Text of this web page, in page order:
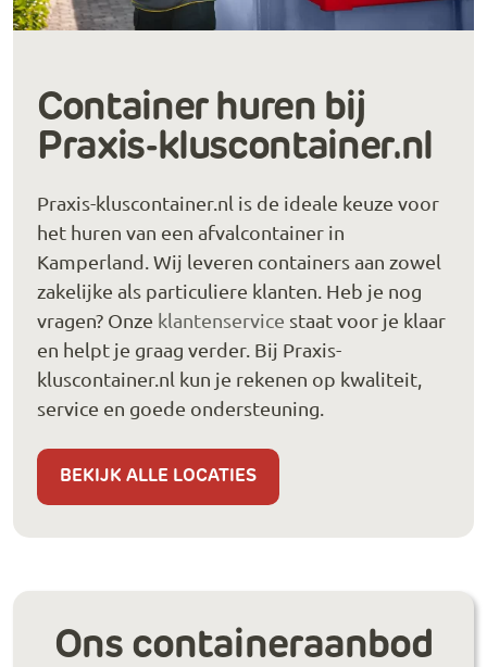
Container huren bij
Praxis-kluscontainer.nl
Praxis-kluscontainer.nl is de ideale keuze voor
het huren van een afvalcontainer in
Kamperland. Wij leveren containers aan zowel
zakelijke als particuliere klanten. Heb je nog
vragen? Onze klantenservice staat voor je klaar
en helpt je graag verder. Bij Praxis-
kluscontainer.nl kun je rekenen op kwaliteit,
service en goede ondersteuning.
BEKIJK ALLE LOCATIES
Ons containeraanbod